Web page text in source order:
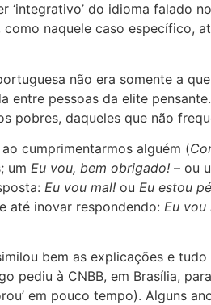
‘integrativo’ do idioma falado
naquele caso específico,
não era somente a
entre pessoas da elite
pobres, daqueles que não
cumprimentarmos alguém (
um Eu vou, bem obrigado! – ou
Eu vou mal! ou Eu estou
até inovar respondendo: Eu vou
bem as explicações e tudo
pediu à CNBB, em Brasília,
em pouco tempo). Alguns